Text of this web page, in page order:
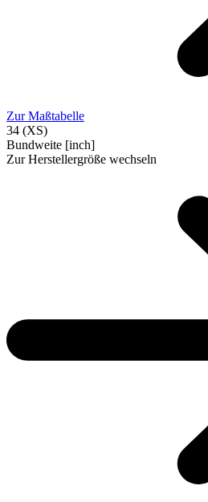
Zur Maßtabelle
34 (XS)
Bundweite [inch]
Zur Herstellergröße wechseln